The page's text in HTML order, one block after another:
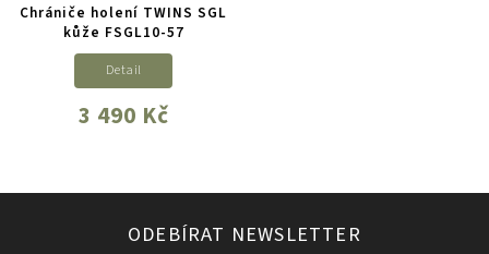
Chrániče holení TWINS SGL
kůže FSGL10-57
3 490 Kč
Detail
ODEBÍRAT NEWSLETTER